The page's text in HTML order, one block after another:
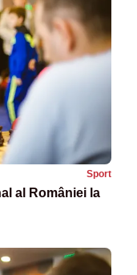
Sport
al României la